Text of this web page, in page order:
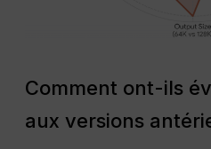
Comment ont-ils
aux versions